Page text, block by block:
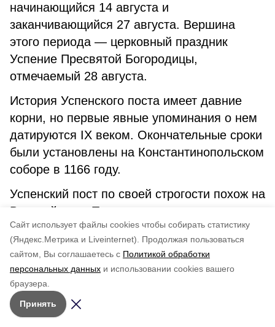
Cайт использует файлы cookies чтобы собирать статистику
(Яндекс.Метрика и Liveinternet).
Продолжая пользоваться
сайтом, Вы соглашаетесь с Политикой обработки
персональных данных и использовании cookies вашего
браузера.
Принять
начинающийся 14 августа и
заканчивающийся 27 августа. Вершина
этого периода — церковный праздник
Успение Пресвятой Богородицы,
отмечаемый 28 августа.
История Успенского поста имеет давние
корни, но первые явные упоминания о нем
датируются IX веком. Окончательные сроки
были установлены на Константинопольском
соборе в 1166 году.
Успенский пост по своей строгости похож на
Великий пост. Только в праздник
Преображения Господня разрешается
употребление рыбы. Понедельник, среда и
пятница — самые строгие дни, в которые
предписывается сухоядение. Во вторник и
четверг разрешается употребление вареной
пищи без растительного масла. Вино и